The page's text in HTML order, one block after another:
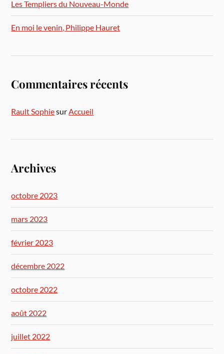
Les Templiers du Nouveau-Monde
En moi le venin, Philippe Hauret
Commentaires récents
Rault SophiesurAccueil
Archives
octobre 2023
mars 2023
février 2023
décembre 2022
octobre 2022
août 2022
juillet 2022